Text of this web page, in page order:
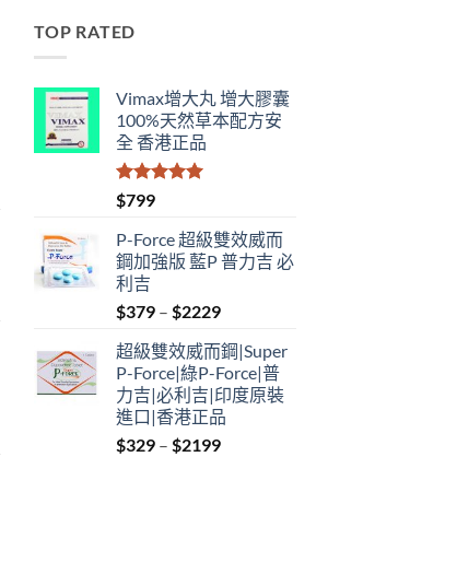
TOP RATED
Vimax增大丸 增大膠囊
100%天然草本配方安
全 香港正品
評分
滿分 5
$799
P-Force 超級雙效威而
鋼加強版 藍P 普力吉 必
利吉
$379 – $2229Price
$379
through
$2229
超級雙效威而鋼|Super
P-Force|綠P-Force|普
力吉|必利吉|印度原裝
進口|香港正品
$329 – $2199Price